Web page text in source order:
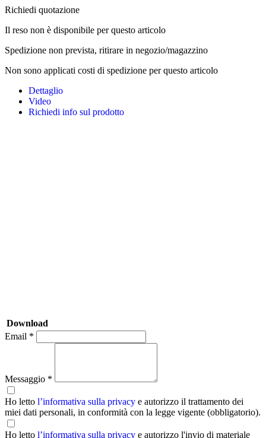
Richiedi quotazione
Il reso non è disponibile per questo articolo
Spedizione non prevista, ritirare in negozio/magazzino
Non sono applicati costi di spedizione per questo articolo
Dettaglio
Video
Richiedi info sul prodotto
Download
Email *
Messaggio *
Ho letto l’informativa sulla privacy e autorizzo il trattamento dei
miei dati personali, in conformità con la legge vigente (obbligatorio).
Ho letto l’informativa sulla privacy e autorizzo l'invio di materiale